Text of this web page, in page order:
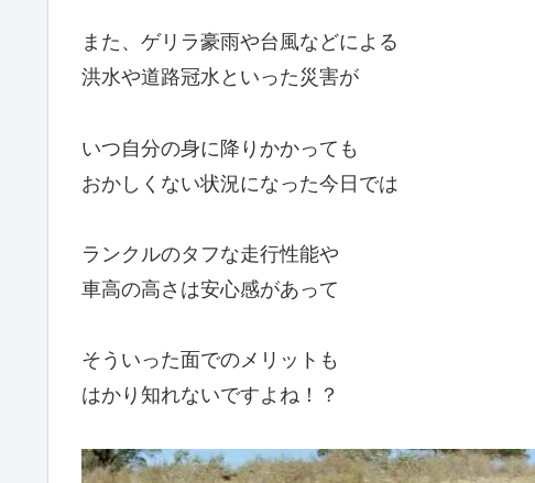
また、ゲリラ豪雨や台風などによる
洪水や道路冠水といった災害が
いつ自分の身に降りかかっても
おかしくない状況になった今日では
ランクルのタフな走行性能や
車高の高さは安心感があって
そういった面でのメリットも
はかり知れないですよね！？